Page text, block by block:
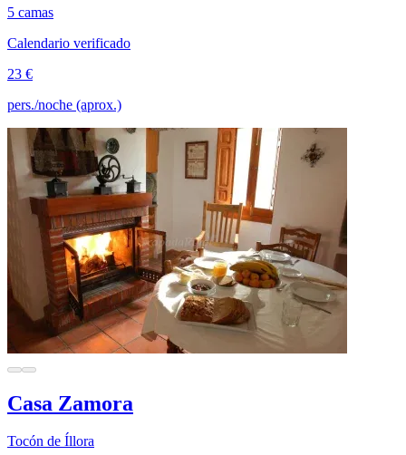
5 camas
Calendario verificado
23 €
pers./noche (aprox.)
Casa Zamora
Tocón de Íllora